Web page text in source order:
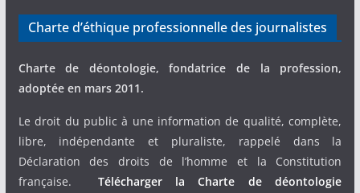
Charte d’éthique professionnelle des journalistes
Charte de déontologie, fondatrice de la profession,
adoptée en mars 2011.
Le droit du public à une information de qualité, complète,
libre, indépendante et pluraliste, rappelé dans la
Déclaration des droits de l’homme et la Constitution
française. Télécharger la Charte de déontologie